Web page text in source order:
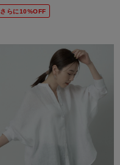
さらに10%OFF